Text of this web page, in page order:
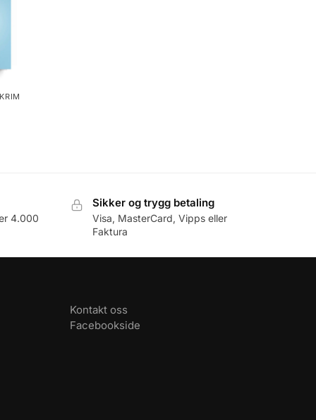
4.000
Sikker og trygg betaling
Visa, MasterCard, Vipps eller
Faktura
Kontakt oss
Facebookside